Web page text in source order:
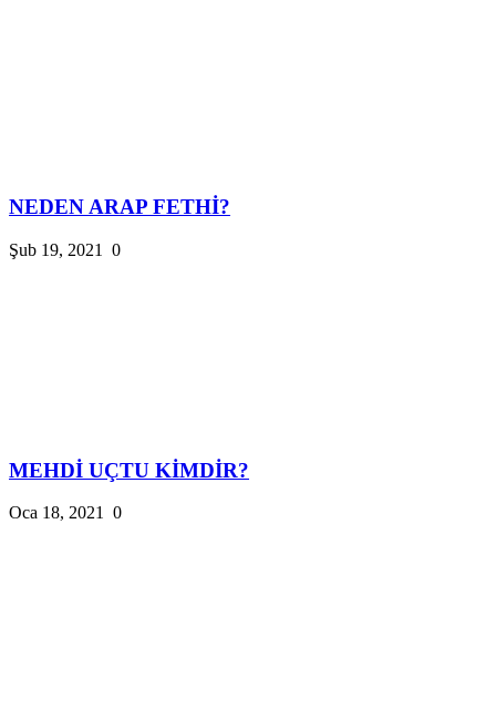
NEDEN ARAP FETHİ?
Şub 19, 2021 0
MEHDİ UÇTU KİMDİR?
Oca 18, 2021 0